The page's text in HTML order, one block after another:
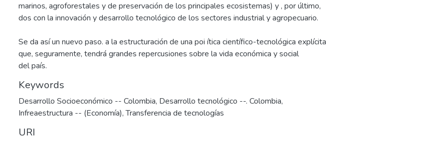
marinos, agroforestales y de preservación de los principales ecosistemas) y , por último,
dos con la innovación y desarrollo tecnológico de los sectores industrial y agropecuario.
Se da así un nuevo paso. a la estructuración de una poi ítica científico-tecnológica explícita
que, seguramente, tendrá grandes repercusiones sobre la vida económica y social
del país.
Keywords
Desarrollo Socioeconómico -- Colombia, Desarrollo tecnológico --. Colombia,
Infreaestructura -- (Economía),Transferencia de tecnologías
URI